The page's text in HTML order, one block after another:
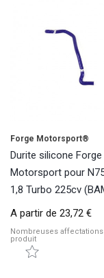
Forge Motorsport®
Durite silicone Forge
Motorsport pour
1,8 Turbo 225cv
A partir de 23,72 €
Nombreuses
produit